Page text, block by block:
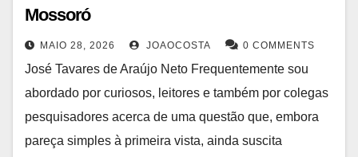
Mossoró
MAIO 28, 2026 JOAOCOSTA 0 COMMENTS
José Tavares de Araújo Neto Frequentemente sou
abordado por curiosos, leitores e também por colegas
pesquisadores acerca de uma questão que, embora
pareça simples à primeira vista, ainda suscita